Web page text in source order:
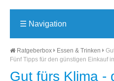
☰ Navigation
Ratgeberbox Essen & Trinken
Fünf Tipps für den günstigen Einkauf
Gut fürs Klima -